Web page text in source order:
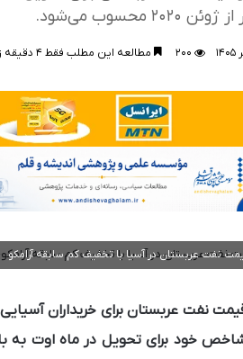
۲۰۲۰ محسوب می‌شود.
۲۰۰ مطالعه این مطلب فقط ۴ دقیقه زمان نیاز دارد!
نفت عربستان در آسیا با تخفیف کم سابقه آرامکو
خود برای تحویل در ماه اوت به